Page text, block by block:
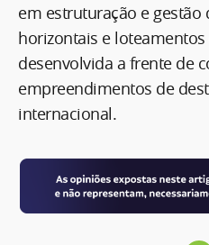
em estruturação e
horizontais e
desenvolvida a frente de
empreendimentos de
internacional.